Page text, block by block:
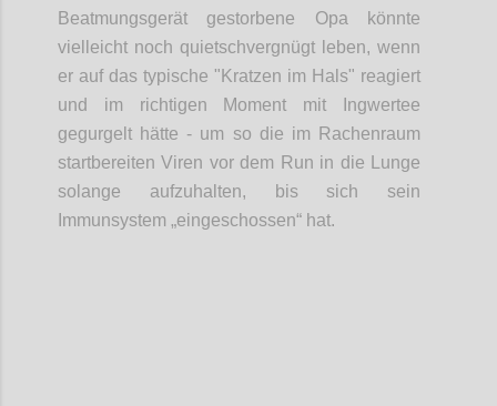
Beatmungsgerät gestorbene Opa könnte
vielleicht noch quietschvergnügt leben, wenn
er auf das typische "Kratzen im Hals" reagiert
und im richtigen Moment mit Ingwertee
gegurgelt hätte - um so die im Rachenraum
startbereiten Viren vor dem Run in die Lunge
solange aufzuhalten,
bis sich sein
Immunsystem „eingeschossen“ hat.